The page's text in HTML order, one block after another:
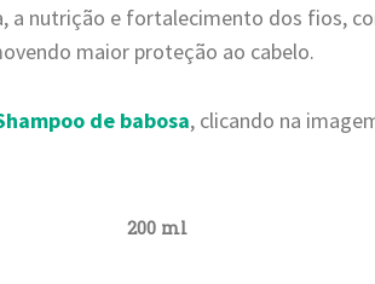
a nutrição e fortalecimento dos fios,
maior proteção ao cabelo.
de babosa, clicando na
200 ml